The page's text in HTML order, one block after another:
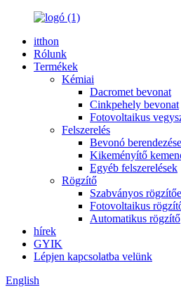
itthon
Rólunk
Termékek
Kémiai
Dacromet bevonat
Cinkpehely bevonat
Fotovoltaikus
Felszerelés
Bevonó
Kikeményítő
Egyéb felszerelések
Rögzítő
Szabványos
Fotovoltaikus
Automatikus rögzítő
hírek
GYIK
Lépjen kapcsolatba velünk
English